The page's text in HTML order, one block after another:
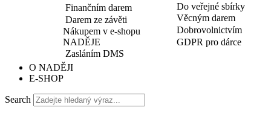
Finančním darem
Darem ze závěti
Nákupem v e-shopu
NADĚJE
Zasláním DMS
Do veřejné sbírky
Věcným darem
Dobrovolnictvím
GDPR pro dárce
O NADĚJI
E-SHOP
Search